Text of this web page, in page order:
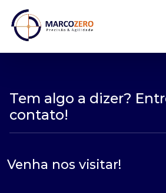
Tem algo a dizer?
contato!
Venha nos visitar!